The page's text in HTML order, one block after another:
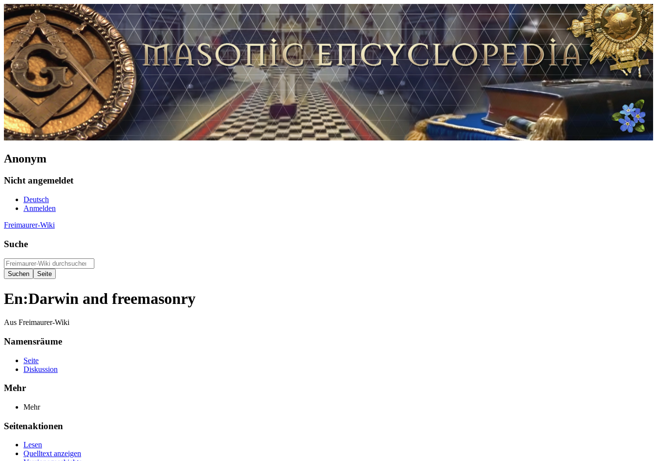
Anonym
Nicht angemeldet
Deutsch
Anmelden
Freimaurer-Wiki
Suche
En:Darwin and freemasonry
Aus Freimaurer-Wiki
Namensräume
Seite
Diskussion
Mehr
Mehr
Seitenaktionen
Lesen
Quelltext anzeigen